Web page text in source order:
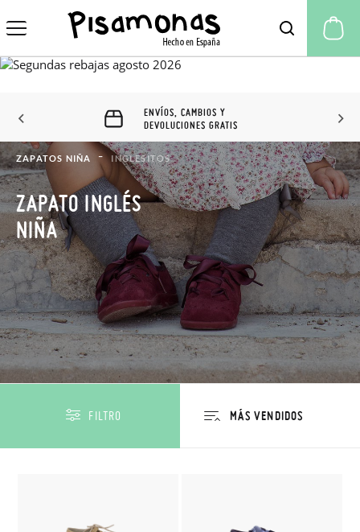
ENVÍOS, CAMBIOS Y
DEVOLUCIONES GRATIS
ZAPATOS NIÑA INGLESITOS
ZAPATO INGLÉS
NIÑA
FILTRO